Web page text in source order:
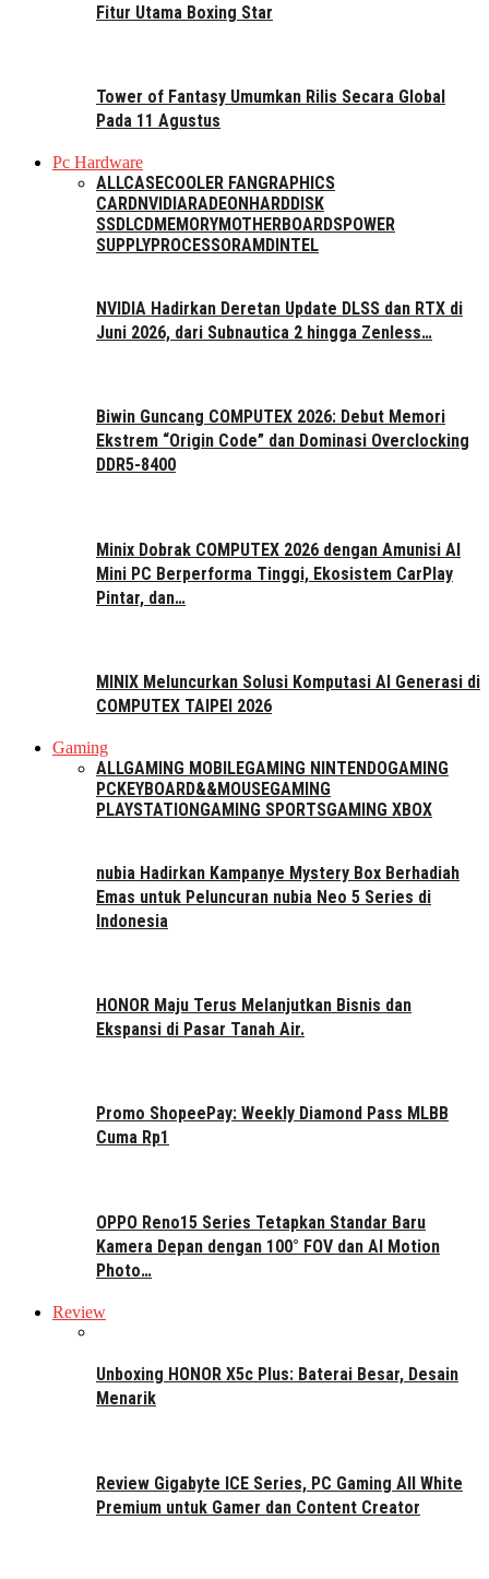
Fitur Utama Boxing Star
Tower of Fantasy Umumkan Rilis Secara Global
Pada 11 Agustus
Pc Hardware
ALLCASECOOLER FANGRAPHICS
CARDNVIDIARADEONHARDDISK
SSDLCDMEMORYMOTHERBOARDSPOWER
SUPPLYPROCESSORAMDINTEL
NVIDIA Hadirkan Deretan Update DLSS dan RTX di
Juni 2026, dari Subnautica 2 hingga Zenless…
Biwin Guncang COMPUTEX 2026: Debut Memori
Ekstrem “Origin Code” dan Dominasi Overclocking
DDR5-8400
Minix Dobrak COMPUTEX 2026 dengan Amunisi AI
Mini PC Berperforma Tinggi, Ekosistem CarPlay
Pintar, dan…
MINIX Meluncurkan Solusi Komputasi AI Generasi di
COMPUTEX TAIPEI 2026
Gaming
ALLGAMING MOBILEGAMING NINTENDOGAMING
PCKEYBOARD&&MOUSEGAMING
PLAYSTATIONGAMING SPORTSGAMING XBOX
nubia Hadirkan Kampanye Mystery Box Berhadiah
Emas untuk Peluncuran nubia Neo 5 Series di
Indonesia
HONOR Maju Terus Melanjutkan Bisnis dan
Ekspansi di Pasar Tanah Air.
Promo ShopeePay: Weekly Diamond Pass MLBB
Cuma Rp1
OPPO Reno15 Series Tetapkan Standar Baru
Kamera Depan dengan 100° FOV dan AI Motion
Photo…
Review
Unboxing HONOR X5c Plus: Baterai Besar, Desain
Menarik
Review Gigabyte ICE Series, PC Gaming All White
Premium untuk Gamer dan Content Creator